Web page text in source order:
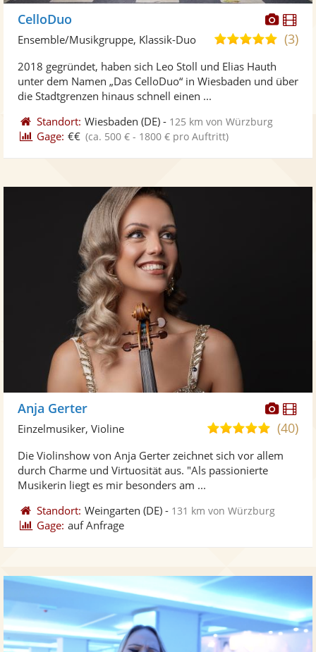
CelloDuo
5,0(3)
Ensemble/Musikgruppe, Klassik-Duo
2018 gegründet, haben sich Leo Stoll und Elias Hauth
unter dem Namen „Das CelloDuo“ in Wiesbaden und über
die Stadtgrenzen hinaus schnell einen ...
Standort: Wiesbaden (DE) - 125 km von Würzburg
Gage: €€ (ca. 500 € - 1800 € pro Auftritt)
Fotos
Anja Gerter
5,0
5
(40)
Einzelmusiker, Violine
Die Violinshow von Anja Gerter zeichnet sich vor allem
durch Charme und Virtuosität aus. "Als passionierte
Musikerin liegt es mir besonders am ...
Standort: Weingarten (DE) - 131 km von Würzburg
Gage: auf Anfrage